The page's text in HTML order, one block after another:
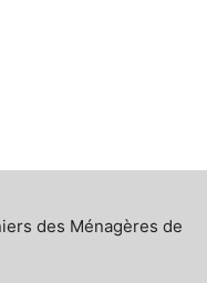
des Ménagères de